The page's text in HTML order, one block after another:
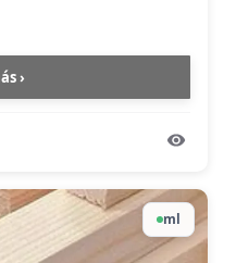
›
ml